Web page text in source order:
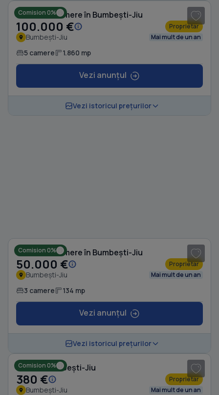
Comision 0%
Casă cu 5 camere în Bumbești-Jiu
100.000 € Proprietar
Bumbești-Jiu Mai mult de un an
5 camere 1.860 mp
Vezi anunțul
Vezi istoricul prețurilor
Comision 0%
Casă cu 3 camere în Bumbești-Jiu
50.000 € Proprietar
Bumbești-Jiu Mai mult de un an
3 camere 134 mp
Vezi anunțul
Vezi istoricul prețurilor
Comision 0%
Casă în Bumbești-Jiu
380 € Proprietar
Bumbești-Jiu Mai mult de un an